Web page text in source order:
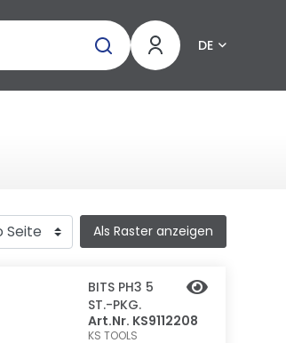
DE
Als Raster anzeigen
BITS PH3 5
ST.-PKG.
Art.Nr. KS9112208
KS TOOLS